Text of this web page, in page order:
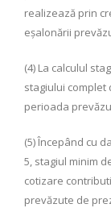
realizează prin
eşalonării
(4) La calculul
stagiului complet
perioada
(5) Începând cu
5, stagiul minim
cotizare
prevăzute de